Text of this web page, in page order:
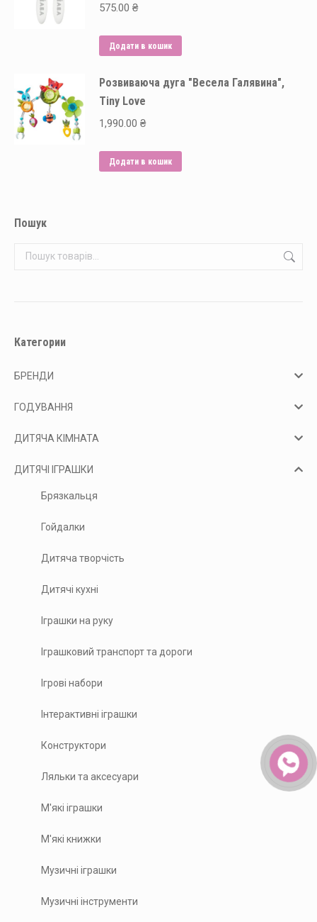
575.00 ₴
Додати в кошик
Розвиваюча дуга "Весела Галявина",
Tiny Love
1,990.00 ₴
Додати в кошик
Пошук
Категории
БРЕНДИ
ГОДУВАННЯ
ДИТЯЧА КІМНАТА
ДИТЯЧІ ІГРАШКИ
Брязкальця
Гойдалки
Дитяча творчість
Дитячі кухні
Іграшки на руку
Іграшковий транспорт та дороги
Ігрові набори
Інтерактивні іграшки
Конструктори
Ляльки та аксесуари
М'які іграшки
М'які книжки
Музичні іграшки
Музичні інструменти